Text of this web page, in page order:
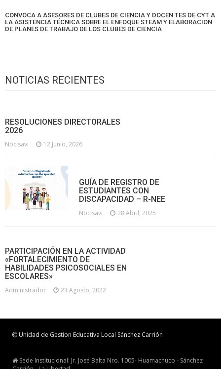
CONVOCA A ASESORES DE CLUBES DE CIENCIA Y DOCEN TES DE CYT A
LA ASISTENCIA TÉCNICA SOBRE EL ENFOQUE STEAM Y ELABORACION
DE PLANES DE TRABAJO DE LOS CLUBES DE CIENCIA
NOTICIAS RECIENTES
RESOLUCIONES DIRECTORALES
2026
Nocisavi 12 Junio, 2026
GUÍA DE REGISTRO DE
ESTUDIANTES CON
DISCAPACIDAD – R-NEE
Nocisavi 28 Abril, 2025
PARTICIPACIÓN EN LA ACTIVIDAD
«FORTALECIMIENTO DE
HABILIDADES PSICOSOCIALES EN
ESCOLARES»
Administrador 23 Agosto, 2022
Unidad de Gestion Educativa Local Sánchez Carrión
Sede Institucional: Jr. José Balta Nro. 1005- Huamachuco - Sánchez